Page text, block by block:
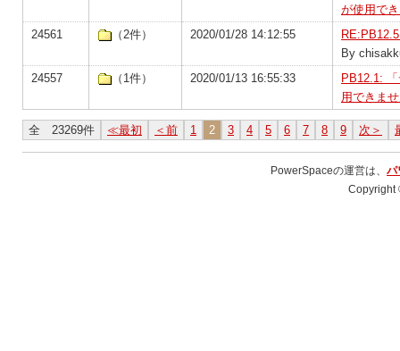
が使用で
24561
（2件） 2020/01/28 14:12:55
By
24557
（1件） 2020/01/13 16:55:33
PB12.1:
用できま
全 23269件 ≪最初 ＜前 1 2 3 4 5 6 7 8 9 次＞
PowerSpaceの運営は、 パ
Copyright